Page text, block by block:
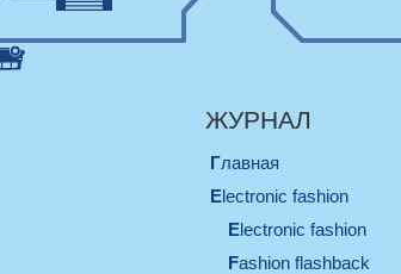
ЖУРНАЛ
Главная
electronic fashion
electronic fashion
Fashion flashback